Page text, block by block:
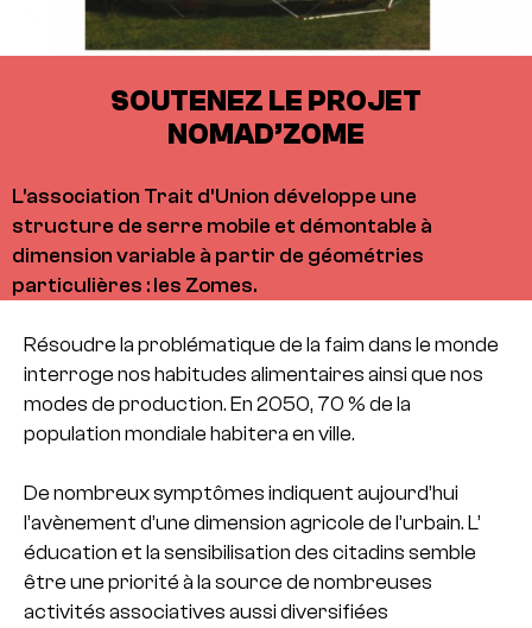
SOUTENEZ LE PROJET
NOMAD’ZOME
L'association Trait d'Union développe une
structure de serre mobile et démontable à
dimension variable à partir de géométries
particulières : les Zomes.
Résoudre la problématique de la faim dans le monde
interroge nos habitudes alimentaires ainsi que nos
modes de production. En 2050, 70 % de la
population mondiale habitera en ville.
De nombreux symptômes indiquent aujourd’hui
l’avènement d’une dimension agricole de l’urbain. L’
éducation et la sensibilisation des citadins semble
être une priorité à la source de nombreuses
activités associatives aussi diversifiées